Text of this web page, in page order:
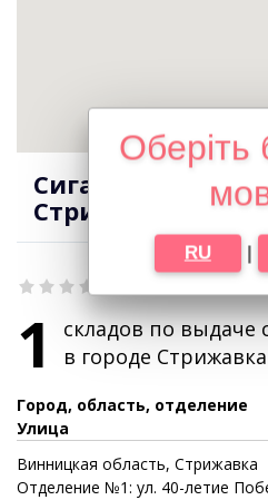
Оберіть
RU |
Сигареты оптом в
Стрижавка
1
складов по выдаче
в городе Стрижавка
Город, область, отделение
Улица
Винницкая область, Стрижавка
Отделение №1: ул. 40-летие